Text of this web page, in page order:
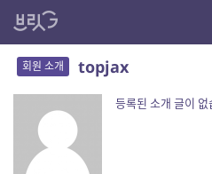
회원 소개 topjax
등록된 소개 글이 없